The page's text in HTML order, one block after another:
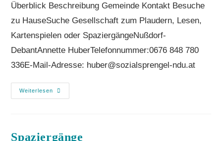
Überblick Beschreibung Gemeinde Kontakt Besuche
zu HauseSuche Gesellschaft zum Plaudern, Lesen,
Kartenspielen oder SpaziergängeNußdorf-
DebantAnnette HuberTelefonnummer:0676 848 780
336E-Mail-Adresse: huber@sozialsprengel-ndu.at
Weiterlesen
Spa­zier­gän­ge